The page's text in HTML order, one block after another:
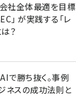
会社全体最適を目標
」 が実践する「レ
？
で勝ち抜く。事例
ネスの成功法則と